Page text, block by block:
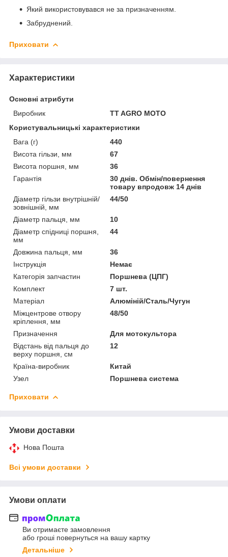
Який використовувався не за призначенням.
Забруднений.
Приховати
Характеристики
Основні атрибути
Виробник
TT AGRO MOTO
Користувальницькі характеристики
Вага (г)
440
Висота гільзи, мм
67
Висота поршня, мм
36
Гарантія
30 днів. Обмін/повернення
товару впродовж 14 днів
Діаметр гільзи внутрішній/
зовнішній, мм
44/50
Діаметр пальця, мм
10
Діаметр спідниці поршня,
мм
44
Довжина пальця, мм
36
Інструкція
Немає
Категорія запчастин
Поршнева (ЦПГ)
Комплект
7 шт.
Матеріал
Алюміній/Сталь/Чугун
Міжцентрове отвору
кріплення, мм
48/50
Призначення
Для мотокультора
Відстань від пальця до
верху поршня, см
12
Країна-виробник
Китай
Узел
Поршнева система
Приховати
Умови доставки
Нова Пошта
Всі умови доставки
Умови оплати
Ви отримаєте замовлення
або гроші повернуться на вашу картку
Детальніше